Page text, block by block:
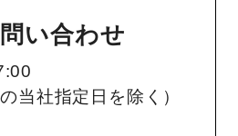
い合わせ
当社指定日を除く）